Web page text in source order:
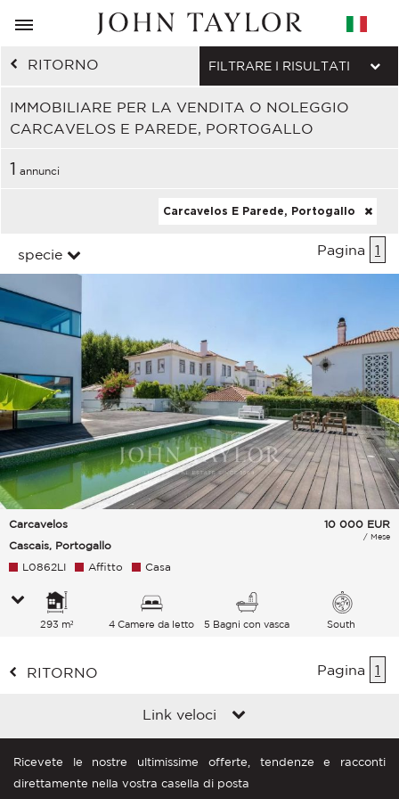
RITORNO
IMMOBILIARE PER LA VENDITA O NOLEGGIO
CARCAVELOS E PAREDE, PORTOGALLO
FILTRARE I RISULTATI
1 annunci
Carcavelos E Parede, Portogallo
specie Pagina 1
Carcavelos
Cascais, Portogallo
10 000 EUR
/ Mese
L0862LI Affitto Casa
293 m² 4 Camere da letto 5 Bagni con vasca South
RITORNO Pagina 1
Link veloci
Ricevete le nostre ultimissime offerte, tendenze e racconti
direttamente nella vostra casella di posta